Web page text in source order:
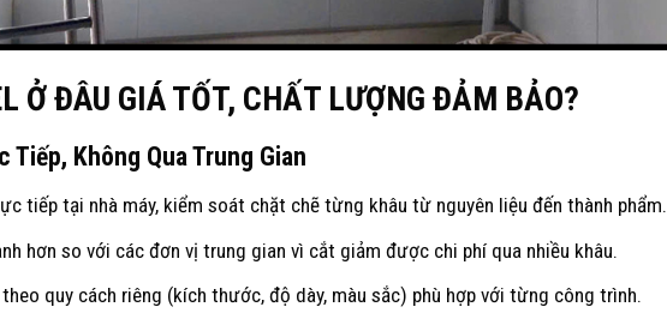
Ở ĐÂU GIÁ TỐT, CHẤT LƯỢNG ĐẢM BẢO?
Tiếp, Không Qua Trung Gian
tiếp tại nhà máy, kiểm soát chặt chẽ từng khâu từ nguyên liệu đến thành phẩm.
hơn so với các đơn vị trung gian vì cắt giảm được chi phí qua nhiều khâu.
quy cách riêng (kích thước, độ dày, màu sắc) phù hợp với từng công trình.